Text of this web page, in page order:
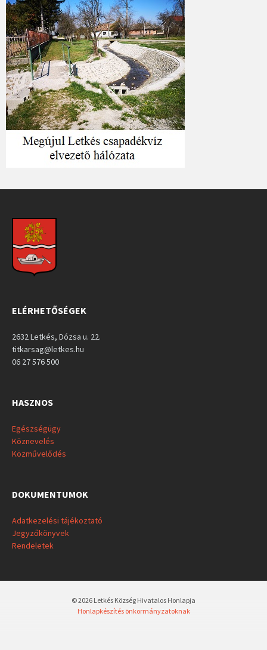
ELÉRHETŐSÉGEK
2632 Letkés, Dózsa u. 22.
titkarsag@letkes.hu
06 27 576 500
HASZNOS
Egészségügy
Köznevelés
Közművelődés
DOKUMENTUMOK
Adatkezelési tájékoztató
Jegyzőkönyvek
Rendeletek
© 2026 Letkés Község Hivatalos Honlapja
Honlapkészítés önkormányzatoknak